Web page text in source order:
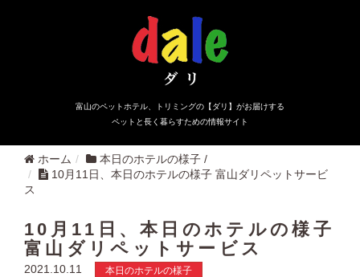
富山のペットホテル、トリミングの【ダリ】がお届けする
ペットと長く暮らすための情報サイト
ホーム 本日のホテルの様子 /
10月11日、本日のホテルの様子 富山ダリペットサービ
ス
10月11日、本日のホテルの様子
富山ダリペットサービス
2021.10.11 本日のホテルの様子